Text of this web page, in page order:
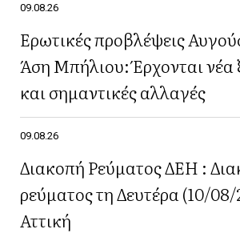
09.08.26
Ερωτικές προβλέψεις
Άση Μπήλιου: Έρχονται νέα
και σημαντικές αλλαγές
09.08.26
Διακοπή Ρεύματος ΔΕΗ :
ρεύματος τη Δευτέρα (10/
Αττική